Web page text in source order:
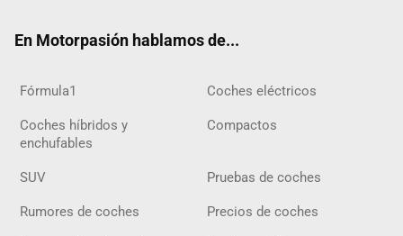
En Motorpasión hablamos de...
Fórmula1 Coches eléctricos
Coches híbridos y
enchufables
Compactos
SUV Pruebas de coches
Rumores de coches Precios de coches